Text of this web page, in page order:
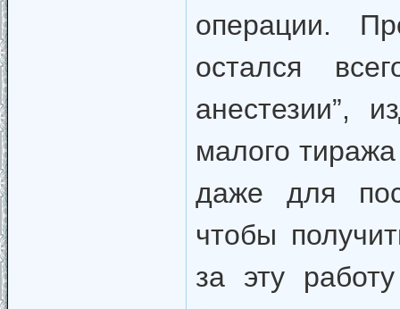
операции.
остался
анестезии”,
малого
даже для
чтобы
за эту